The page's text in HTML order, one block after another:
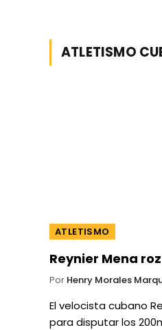
ATLETISMO
ATLETISMO
Reynier Mena
Por Henry Morales
El velocista cubano
para disputar los